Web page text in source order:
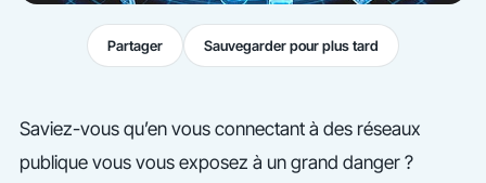
Partager Sauvegarder pour plus tard
Saviez-vous qu’en vous connectant à des réseaux
publique vous vous exposez à un grand danger ?